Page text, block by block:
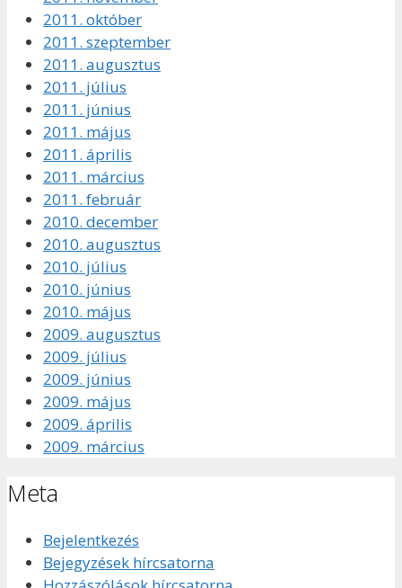
2011. október
2011. szeptember
2011. augusztus
2011. július
2011. június
2011. május
2011. április
2011. március
2011. február
2010. december
2010. augusztus
2010. július
2010. június
2010. május
2009. augusztus
2009. július
2009. június
2009. május
2009. április
2009. március
Meta
Bejelentkezés
Bejegyzések hírcsatorna